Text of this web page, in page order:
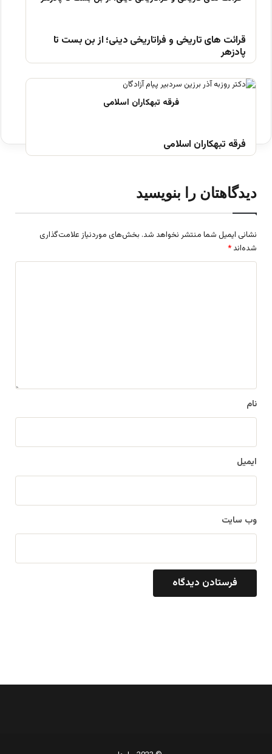
قرائت های تاریخی و فراتاریخی دینی؛ از بن بست تا
پادزهر
فرقه تبهکاران اسلامی
دیدگاهتان را بنویسید
نشانی ایمیل شما منتشر نخواهد شد. بخش‌های موردنیاز علامت‌گذاری
شده‌اند *
نام
ایمیل
وب‌ سایت